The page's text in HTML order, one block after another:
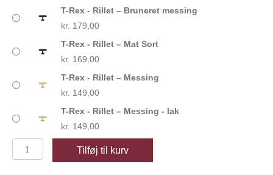
T-Rex - Rillet – Bruneret messing
kr. 179,00
T-Rex - Rillet – Mat Sort
kr. 169,00
T-Rex - Rillet – Messing
kr. 149,00
T-Rex - Rillet – Messing - lak
kr. 149,00
Rex
Tilføj til kurv